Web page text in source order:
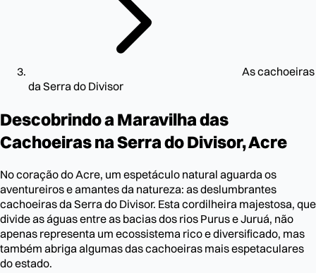
As cachoeiras
da Serra do Divisor
Descobrindo a Maravilha das
Cachoeiras na Serra do Divisor, Acre
No coração do Acre, um espetáculo natural aguarda os
aventureiros e amantes da natureza: as deslumbrantes
cachoeiras da Serra do Divisor. Esta cordilheira majestosa, que
divide as águas entre as bacias dos rios Purus e Juruá, não
apenas representa um ecossistema rico e diversificado, mas
também abriga algumas das cachoeiras mais espetaculares
do estado.